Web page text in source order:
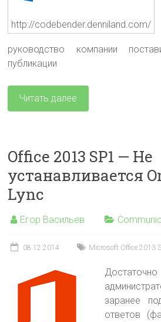
http://codebender.denniland.com/
руководство компании
публикации
Читать далее
Office 2013 SP1 — Не
устанавливается
Lync
Егор Васильев
08.12.2014 Microsoft Office 2013
заранее
ответов